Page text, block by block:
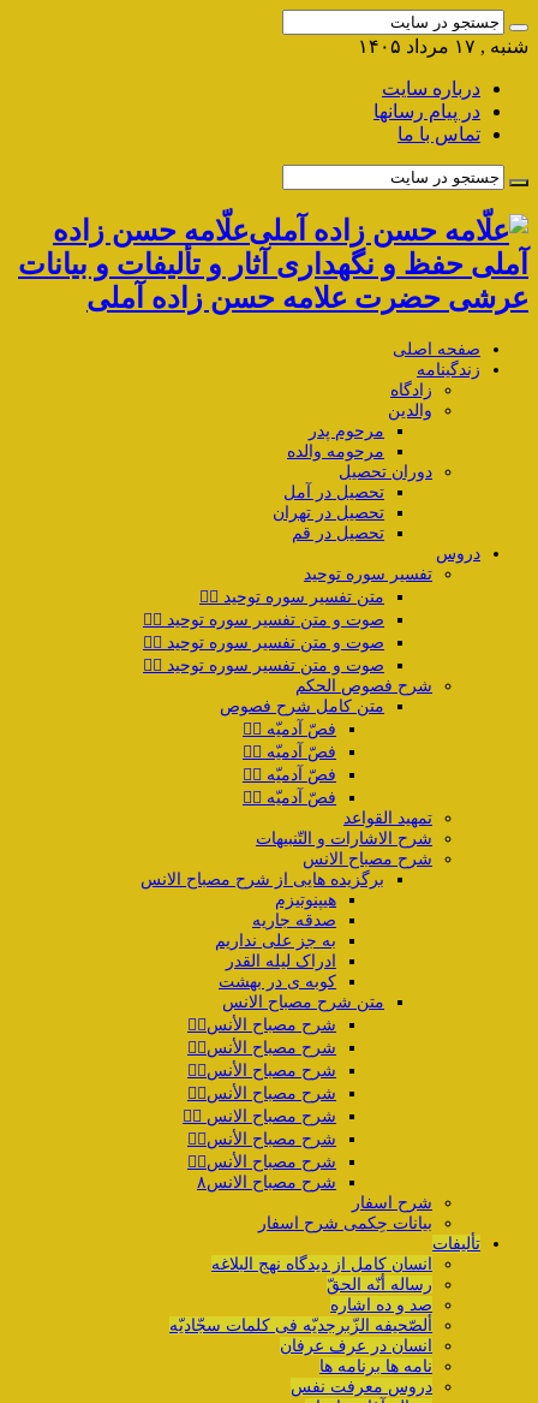
شنبه , ۱۷ مرداد ۱۴۰۵
درباره سایت
در پیام رسانها
تماس با ما
علّامه حسن زاده
آملی حفظ و نگهداری آثار و تألیفات و بیانات
عرشی حضرت علامه حسن زاده آملی
صفحه اصلی
زندگینامه
زادگاه
والدین
مرحوم پدر
مرحومه والده
دوران تحصیل
تحصیل در آمل
تحصیل در تهران
تحصیل در قم
دروس
تفسیر سوره توحید
متن تفسیر سوره توحید ۱️⃣
صوت و متن تفسیر سوره توحید ۲️⃣
صوت و متن تفسیر سوره توحید ۳️⃣
صوت و متن تفسیر سوره توحید ۴️⃣
شرح فصوص الحکم
متن کامل شرح فصوص
فصّ آدمیّه ۱️⃣
فصّ آدمیّه ۲️⃣
فصّ آدمیّه ۳️⃣
فصّ آدمیّه ۴️⃣
تمهید القواعد
شرح الاشارات و التّنبیهات
شرح مصباح الانس
برگزیده هایی از شرح مصباح الانس
هیپنوتیزم
صدقه جاریه
به جز علی نداریم
ادراک لیله القدر
کوبه ی در بهشت
متن شرح مصباح الانس
شرح مصباح الأنس۱️⃣
شرح مصباح الأنس۲️⃣
شرح مصباح الأنس۳️⃣
شرح مصباح الأنس۴️⃣
شرح مصباح الانس ۵️⃣
شرح مصباح الأنس۶️⃣
شرح مصباح الأنس۷️⃣
شرح مصباح الانس۸
شرح اسفار
بیانات حِکمی شرح اسفار
تألیفات
انسان کامل از دیدگاه نهج البلاغه
رساله أنّه الحقّ
صد و ده اشاره
ألصّحیفه الزّبرجدیّه فی کلمات سجّادیّه
انسان در عرف عرفان
نامه ها برنامه ها
دروس معرفت نفس